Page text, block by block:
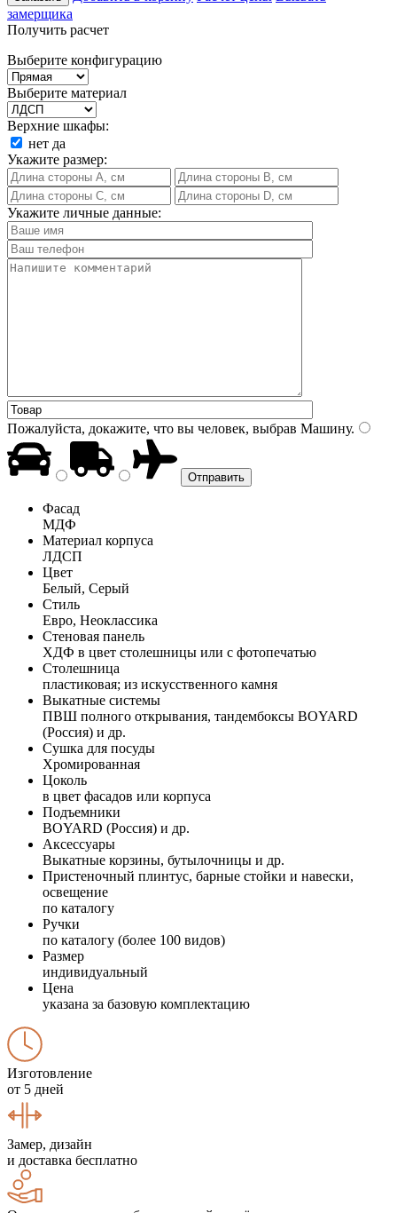
замерщика
Получить расчет
Выберите конфигурацию
Выберите материал
Верхние шкафы:
нет да
Укажите размер:
Укажите личные данные:
Пожалуйста, докажите, что вы человек, выбрав Машину.
Фасад
МДФ
Материал корпуса
ЛДСП
Цвет
Белый, Серый
Стиль
Евро, Неоклассика
Стеновая панель
ХДФ в цвет столешницы или с фотопечатью
Столешница
пластиковая; из искусственного камня
Выкатные системы
ПВШ полного открывания, тандембоксы BOYARD
(Россия) и др.
Сушка для посуды
Хромированная
Цоколь
в цвет фасадов или корпуса
Подъемники
BOYARD (Россия) и др.
Аксессуары
Выкатные корзины, бутылочницы и др.
Пристеночный плинтус, барные стойки и навески,
освещение
по каталогу
Ручки
по каталогу (более 100 видов)
Размер
индивидуальный
Цена
указана за базовую комплектацию
Изготовление
от 5 дней
Замер, дизайн
и доставка бесплатно